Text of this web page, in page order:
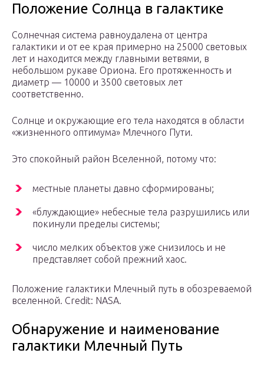
Положение Солнца в галактике
Солнечная система равноудалена от центра
галактики и от ее края примерно на 25000 световых
лет и находится между главными ветвями, в
небольшом рукаве Ориона. Его протяженность и
диаметр — 10000 и 3500 световых лет
соответственно.
Солнце и окружающие его тела находятся в области
«жизненного оптимума» Млечного Пути.
Это спокойный район Вселенной, потому что:
местные планеты давно сформированы;
«блуждающие» небесные тела разрушились или
покинули пределы системы;
число мелких объектов уже снизилось и не
представляет собой прежний хаос.
Положение галактики Млечный путь в обозреваемой
вселенной. Credit: NASA.
Обнаружение и наименование
галактики Млечный Путь